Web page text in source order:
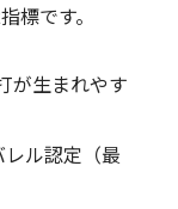
標です。
が生まれやす
レル認定（最